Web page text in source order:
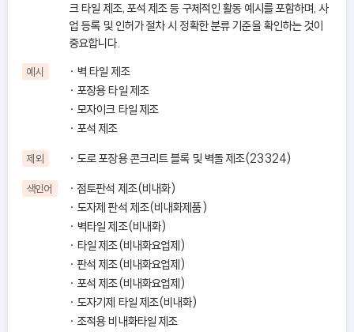
크 타일 제조, 포석 제조 등 구체적인 활동 예시를 포함하며, 사
업 등록 및 인허가 절차 시 정확한 분류 기준을 확인하는 것이
중요합니다.
예시
벽 타일 제조
포장용 타일 제조
모자이크 타일 제조
포석 제조
제외 도로 포장용 콘크리트 블록 및 벽돌 제조(23324)
색인어
점토판석 제조(비내화)
도자제 판석 제조(비내화제품)
벽타일 제조(비내화)
타일 제조(비내화요업제)
판석 제조(비내화요업제)
포석 제조(비내화요업제)
도자기제 타일 제조(비내화)
조적용 비내화타일 제조